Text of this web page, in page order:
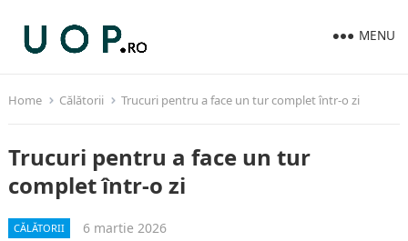
MENU
Home Călătorii Trucuri pentru a face un tur complet într-o zi
Trucuri pentru a face un tur
complet într-o zi
CĂLĂTORII 6 martie 2026